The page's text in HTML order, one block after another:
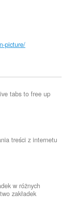
picture/
tabs to free up
treści z internetu
w różnych
zakładek